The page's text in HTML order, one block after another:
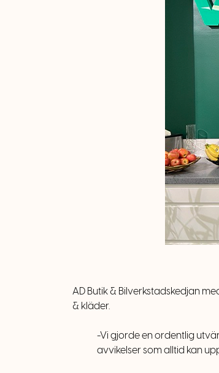
AD Butik & Bilverkstadskedjan
& kläder.
-Vi gjorde en ordentlig
avvikelser som alltid kan